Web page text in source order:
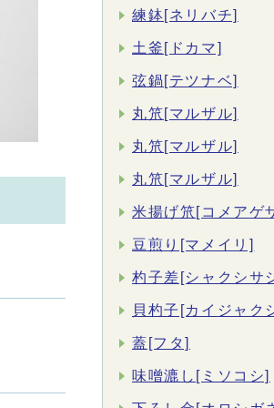
練鉢[ネリバチ]
土釜[ドカマ]
弦鍋[テツナベ]
丸笊[マルザル]
丸笊[マルザル]
丸笊[マルザル]
米揚げ笊[コメアゲ
豆煎り[マメイリ]
杓子差[シャクシサ
貝杓子[カイジャク
蓋[フタ]
味噌漉し[ミソコシ]